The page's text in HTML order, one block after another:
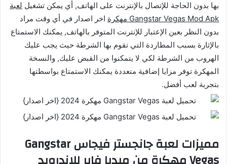
بها بدون الحاجة للإتصال بالإنترنت على الهاتف, أي يمكن تشغيل لعبة
Gangstar Vegas Mod Apk مهكرة
اخر اصدار في أي وقت مراد
بدون النظر بعين الإعتبار للإنترنت المتوفر بالهاتف, يمكنك الاستمتاع
بالإثارة بسبب المطاردة التي تقوم بها الشرطة حيث يجب عليك
الهروب من الشرطة لكي لا يتمكنوا من القبض عليك, والنسخة
المهكرة توفر مزايا إضافية متعددة يمكنك الاستمتاع بواسطتها
بتجربة لعب أفضل.
مميزات لعبة جانجستر فيجاس Gangstar